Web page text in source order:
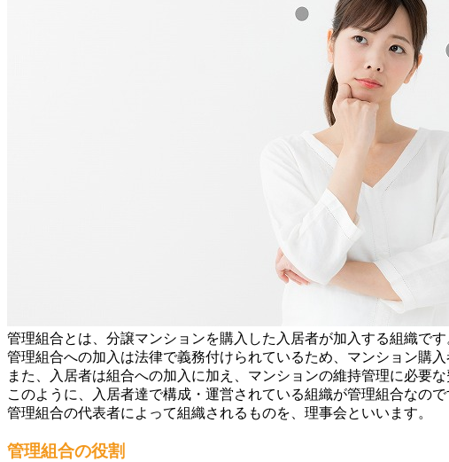
管理組合とは、分譲マンションを購入した入居者が加入する組織です
管理組合への加入は法律で義務付けられているため、マンション購入
また、入居者は組合への加入に加え、マンションの維持管理に必要
このように、入居者達で構成・運営されている組織が管理組合なので
管理組合の代表者によって組織されるものを、理事会といいます。
管理組合の役割